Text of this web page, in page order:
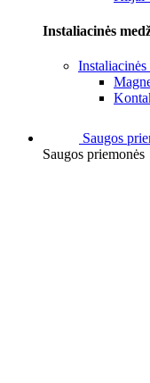
Instaliacinės
Instaliacinės
Saugos
Saugos priemonės